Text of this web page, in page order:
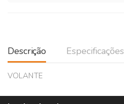
Descrição Especificações
VOLANTE